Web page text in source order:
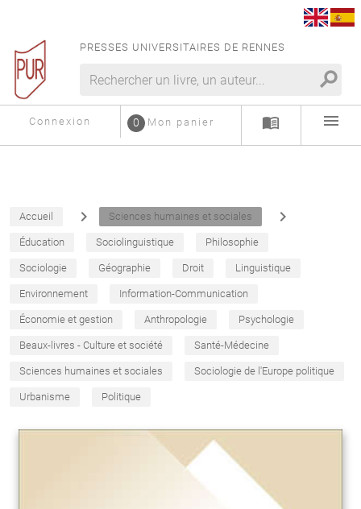
PRESSES UNIVERSITAIRES DE RENNES
search
Connexion Mon panier
0 menu_book menu
Accueil navigate_next Sciences humaines et sociales navigate_next
Éducation Sociolinguistique Philosophie
Sociologie Géographie Droit Linguistique
Environnement Information-Communication
Économie et gestion Anthropologie Psychologie
Beaux-livres - Culture et société Santé-Médecine
Sciences humaines et sociales Sociologie de l'Europe politique
Urbanisme Politique